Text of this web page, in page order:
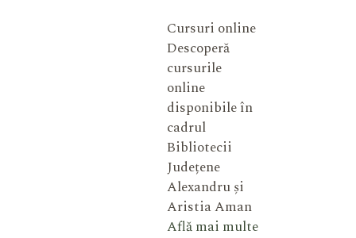
Cursuri online
Descoperă
cursurile
online
disponibile în
cadrul
Bibliotecii
Județene
Alexandru și
Aristia Aman
Află mai multe